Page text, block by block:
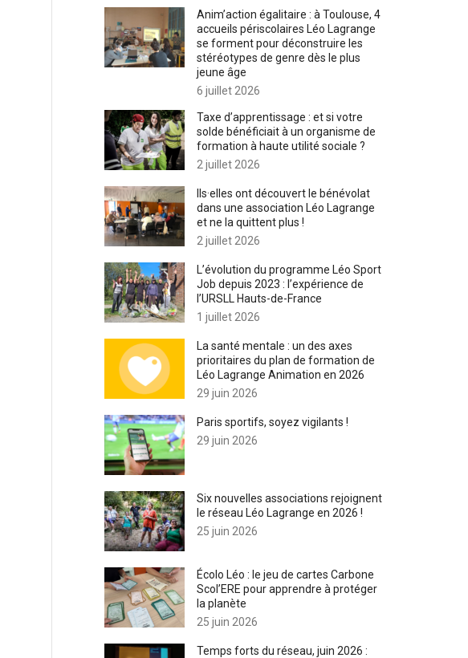
Anim’action égalitaire : à Toulouse, 4
accueils périscolaires Léo Lagrange
se forment pour déconstruire les
stéréotypes de genre dès le plus
jeune âge
6 juillet 2026
Taxe d’apprentissage : et si votre
solde bénéficiait à un organisme de
formation à haute utilité sociale ?
2 juillet 2026
Ils·elles ont découvert le bénévolat
dans une association Léo Lagrange
et ne la quittent plus !
2 juillet 2026
L’évolution du programme Léo Sport
Job depuis 2023 : l’expérience de
l’URSLL Hauts-de-France
1 juillet 2026
La santé mentale : un des axes
prioritaires du plan de formation de
Léo Lagrange Animation en 2026
29 juin 2026
Paris sportifs, soyez vigilants !
29 juin 2026
Six nouvelles associations rejoignent
le réseau Léo Lagrange en 2026 !
25 juin 2026
Écolo Léo : le jeu de cartes Carbone
Scol’ERE pour apprendre à protéger
la planète
25 juin 2026
Temps forts du réseau, juin 2026 :